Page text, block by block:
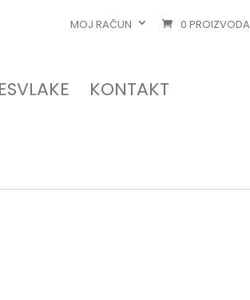
MOJ RAČUN 0 PROIZVODA
KONTAKT